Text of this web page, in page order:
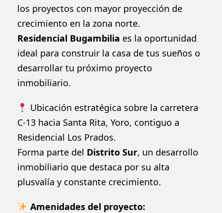
los proyectos con mayor proyección de
crecimiento en la zona norte.
Residencial Bugambilia es la oportunidad
ideal para construir la casa de tus sueños o
desarrollar tu próximo proyecto
inmobiliario.
Ubicación estratégica sobre la carretera
C-13 hacia Santa Rita, Yoro, contiguo a
Residencial Los Prados.
Forma parte del Distrito Sur, un desarrollo
inmobiliario que destaca por su alta
plusvalía y constante crecimiento.
Amenidades del proyecto: